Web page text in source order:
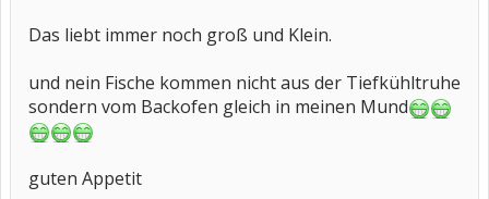
Das liebt immer noch groß und Klein.
und nein Fische kommen nicht aus der Tiefkühltruhe
sondern vom Backofen gleich in meinen Mund
guten Appetit